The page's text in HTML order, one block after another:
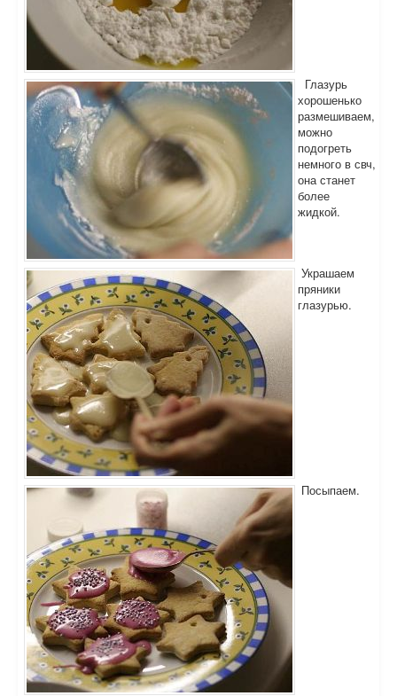
Глазурь
хорошенько
размешиваем,
можно
подогреть
немного в свч,
она станет
более
жидкой.
Украшаем
пряники
глазурью.
Посыпаем.